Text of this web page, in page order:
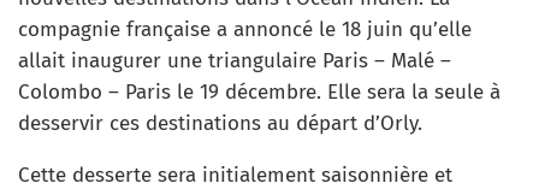
compagnie française a annoncé le 18 juin qu’elle
allait inaugurer une triangulaire Paris – Malé –
Colombo – Paris le 19 décembre. Elle sera la seule à
desservir ces destinations au départ d’Orly.
Cette desserte sera initialement saisonnière et